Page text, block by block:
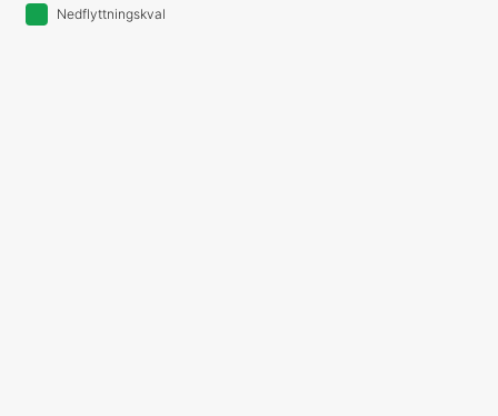
Nedflyttningskval